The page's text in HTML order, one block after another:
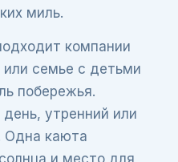
миль.
компании
или семье с детьми
побережья.
утренний или
Одна каюта